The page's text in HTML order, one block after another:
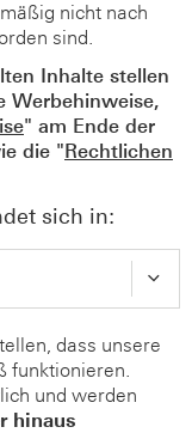
nicht nach
sind.
Inhalte stellen
Werbehinweise,
" am Ende der
die "Rechtlichen
sich in:
dass unsere
funktionieren.
und werden
hinaus